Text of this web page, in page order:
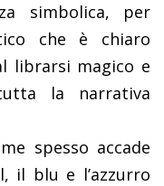
simbolica, per
che è chiaro
librarsi magico e
la narrativa
spesso accade
il blu e l’azzurro